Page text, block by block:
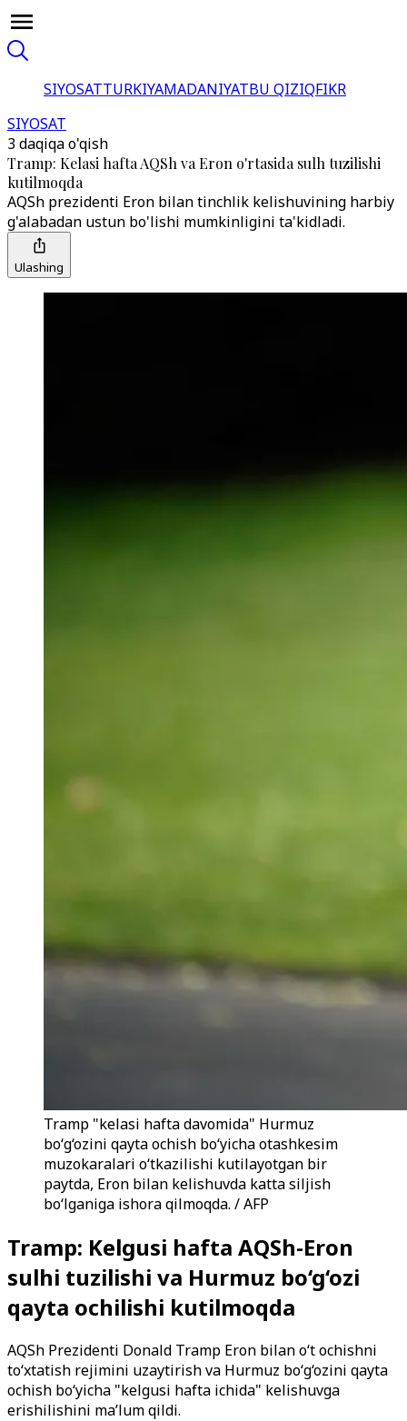
SIYOSATTURKIYAMADANIYATBU QIZIQFIKR
SIYOSAT
3 daqiqa o'qish
Tramp: Kelasi hafta AQSh va Eron o'rtasida sulh tuzilishi
kutilmoqda
AQSh prezidenti Eron bilan tinchlik kelishuvining harbiy
g'alabadan ustun bo'lishi mumkinligini ta'kidladi.
Ulashing
Tramp "kelasi hafta davomida" Hurmuz
bo‘g‘ozini qayta ochish bo‘yicha otashkesim
muzokaralari o‘tkazilishi kutilayotgan bir
paytda, Eron bilan kelishuvda katta siljish
bo‘lganiga ishora qilmoqda. / AFP
Tramp: Kelgusi hafta AQSh-Eron
sulhi tuzilishi va Hurmuz bo‘g‘ozi
qayta ochilishi kutilmoqda
AQSh Prezidenti Donald Tramp Eron bilan o‘t ochishni
to‘xtatish rejimini uzaytirish va Hurmuz bo‘g‘ozini qayta
ochish bo‘yicha "kelgusi hafta ichida" kelishuvga
erishilishini ma’lum qildi.